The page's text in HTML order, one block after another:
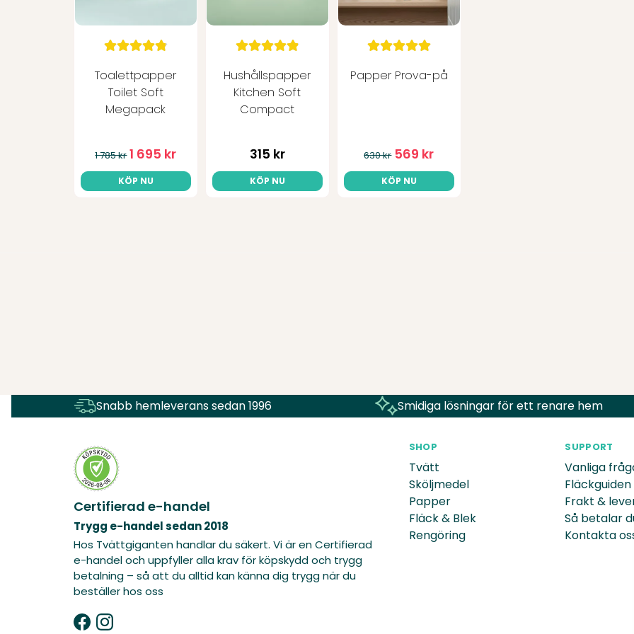
Toalettpapper
Toilet Soft
Megapack
1 785 kr 1 695 kr
KÖP NU
Hushållspapper
Kitchen Soft
Compact
315 kr
KÖP NU
Papper Prova-på
630 kr 569 kr
KÖP NU
Snabb hemleverans sedan 1996 Smidiga lösningar för ett renare hem
Certifierad e-handel
Trygg e-handel sedan 2018
Hos Tvättgiganten handlar du säkert. Vi är en Certifierad
e-handel och uppfyller alla krav för köpskydd och trygg
betalning – så att du alltid kan känna dig trygg när du
beställer hos oss
SHOP
Tvätt
Sköljmedel
Papper
Fläck & Blek
Rengöring
SUPPORT
Vanliga
Fläckguiden
Frakt &
Så betalar
Kontakta